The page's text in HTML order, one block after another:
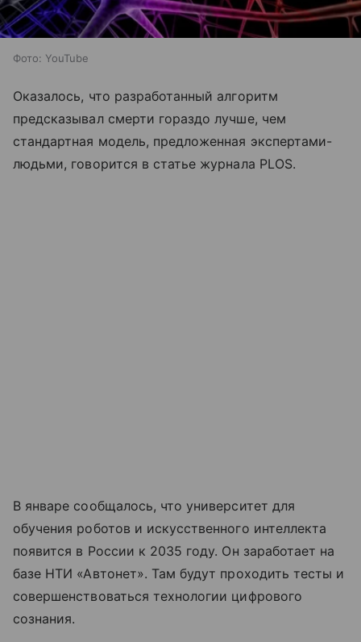
Фото: YouTube
Оказалось, что разработанный алгоритм
предсказывал смерти гораздо лучше, чем
стандартная модель, предложенная экспертами-
людьми, говорится в статье журнала PLOS.
В январе сообщалось, что университет для
обучения роботов и искусственного интеллекта
появится в России к 2035 году. Он заработает на
базе НТИ «Автонет». Там будут проходить тесты и
совершенствоваться технологии цифрового
сознания.